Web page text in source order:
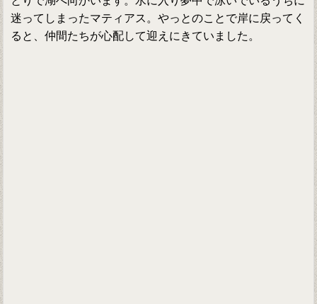
迷ってしまったマティアス。やっとのことで岸に戻ってく
ると、仲間たちが心配して迎えにきていました。